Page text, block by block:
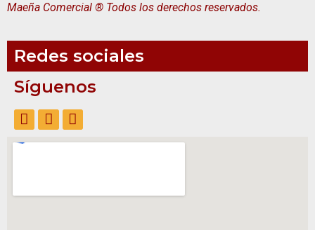
Maeña Comercial ® Todos los derechos reservados.
Redes sociales
Síguenos